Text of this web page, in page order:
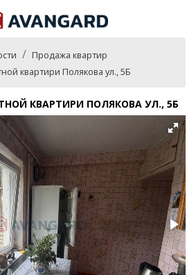
Продажа квартир
квартири Полякова ул., 5Б
КВАРТИРИ ПОЛЯКОВА УЛ., 5Б